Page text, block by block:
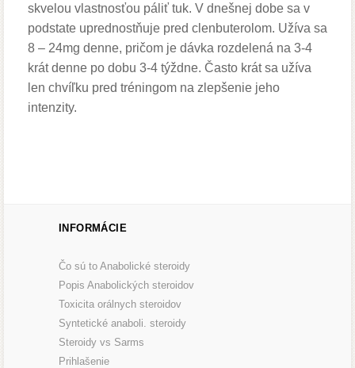
skvelou vlastnosťou páliť tuk. V dnešnej dobe sa v
podstate uprednostňuje pred clenbuterolom. Užíva sa
8 – 24mg denne, pričom je dávka rozdelená na 3-4
krát denne po dobu 3-4 týždne. Často krát sa užíva
len chvíľku pred tréningom na zlepšenie jeho
intenzity.
INFORMÁCIE
Čo sú to Anabolické steroidy
Popis Anabolických steroidov
Toxicita orálnych steroidov
Syntetické anaboli. steroidy
Steroidy vs Sarms
Prihlašenie